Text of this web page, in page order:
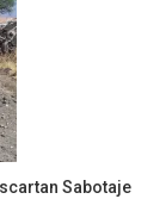
Sabotaje